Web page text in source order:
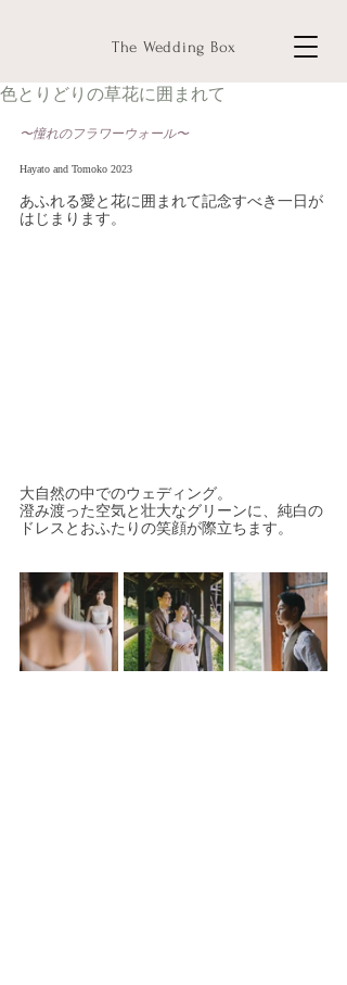
The Wedding Box
色とりどりの草花に囲まれて
〜憧れのフラワーウォール〜
Hayato and Tomoko 2023
あふれる愛と花に囲まれて記念すべき一日が
はじまります。
大自然の中でのウェディング。
澄み渡った空気と壮大なグリーンに、純白の
ドレスとおふたりの笑顔が際立ちます。